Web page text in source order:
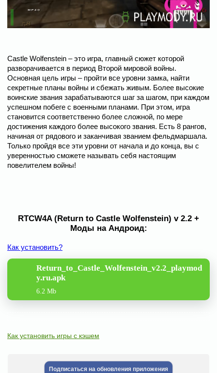
Castle Wolfenstein – это игра, главный сюжет которой
разворачивается в период Второй мировой войны.
Основная цель игры – пройти все уровни замка, найти
секретные планы войны и сбежать живым. Более высокие
воинские звания зарабатываются шаг за шагом, при каждом
успешном побеге с военными планами. При этом, игра
становится соответственно более сложной, по мере
достижения каждого более высокого звания. Есть 8 рангов,
начиная от рядового и заканчивая званием фельдмаршала.
Только пройдя все эти уровни от начала и до конца, вы с
уверенностью сможете называть себя настоящим
повелителем войны!
RTCW4A (Return to Castle Wolfenstein) v 2.2 +
Моды на Андроид:
Как установить?
Return_to_Castle_Wolfenstein_v2.2_playmod
y.ru.apk
6.2 Mb
Как установить игры с кэшем
Подписаться на обновления приложения